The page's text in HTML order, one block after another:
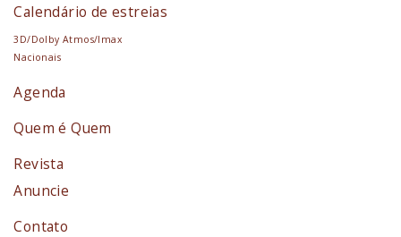
Calendário de estreias
3D/Dolby Atmos/Imax
Nacionais
Agenda
Quem é Quem
Revista
Anuncie
Contato